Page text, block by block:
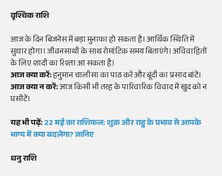
वृश्चिक राशि
आज के दिन बिजनेस में बड़ा मुनाफा हो सकता है। आर्थिक स्थिति में
सुधार होगा। जीवनसाथी के साथ रोमांटिक समय बिताएंगे। अविवाहितों
के लिए शादी का रिश्ता आ सकता है।
आज क्या करें:हनुमान चालीसा का पाठ करें और बूंदी का प्रसाद बांटें।
आज क्या न करें:आज किसी भी तरह के पारिवारिक विवाद में खुद को न
घसीटें।
यह भी पढ़ें:22 मई का राशिफल: शुक्र और राहु के प्रभाव से आपके
भाग्य में क्या बदलेगा? जानिए
धनु राशि